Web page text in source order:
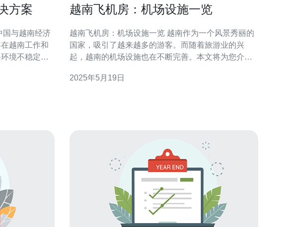
方案
越南工作和
境不稳定，
案，帮助用
越南飞机房：机场设施一览
越南飞机房：机场设施一览 越南作为一个风景秀丽的
国家，吸引了越来越多的游客。而随着旅游业的兴
起，越南的机场设施也在不断完善。本文将为您介绍
场，也是进出越南的主要门户。这里设施齐全，包括
2025年5月19日